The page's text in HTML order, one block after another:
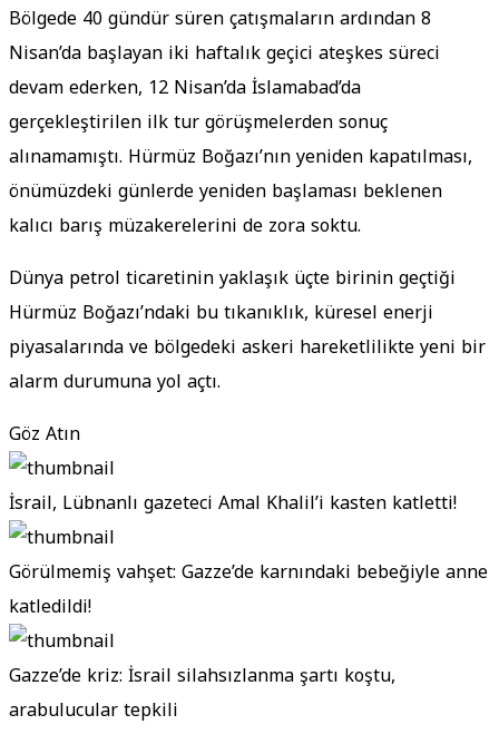
Bölgede 40 gündür süren çatışmaların ardından 8
Nisan’da başlayan iki haftalık geçici ateşkes süreci
devam ederken, 12 Nisan’da İslamabad’da
gerçekleştirilen ilk tur görüşmelerden sonuç
alınamamıştı. Hürmüz Boğazı’nın yeniden kapatılması,
önümüzdeki günlerde yeniden başlaması beklenen
kalıcı barış müzakerelerini de zora soktu.
Dünya petrol ticaretinin yaklaşık üçte birinin geçtiği
Hürmüz Boğazı’ndaki bu tıkanıklık, küresel enerji
piyasalarında ve bölgedeki askeri hareketlilikte yeni bir
alarm durumuna yol açtı.
Göz Atın
İsrail, Lübnanlı gazeteci Amal Khalil’i kasten katletti!
Görülmemiş vahşet: Gazze’de karnındaki bebeğiyle anne
katledildi!
Gazze’de kriz: İsrail silahsızlanma şartı koştu,
arabulucular tepkili